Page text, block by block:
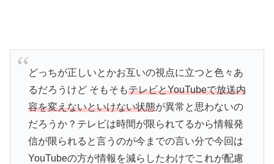
どっちが正しいとかお互いの視点に立つと色々あ
るだろうけど そもそもテレビとYouTubeで放送内
容を変えないといけない状態が異常と思わないの
だろうか？テレビは時間が限られてるから情報発
信が限られると言うのが今までの言い分で今回は
YouTubeの方が情報を減らしたわけでこれが配慮